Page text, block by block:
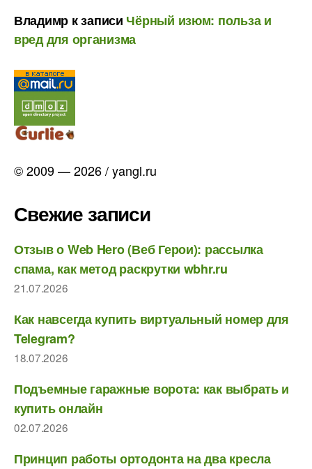
Владимр к записи Чёрный изюм: польза и
вред для организма
© 2009 — 2026 / yangl.ru
Свежие записи
Отзыв о Web Hero (Веб Герои): рассылка
спама, как метод раскрутки wbhr.ru
21.07.2026
Как навсегда купить виртуальный номер для
Telegram?
18.07.2026
Подъемные гаражные ворота: как выбрать и
купить онлайн
02.07.2026
Принцип работы ортодонта на два кресла